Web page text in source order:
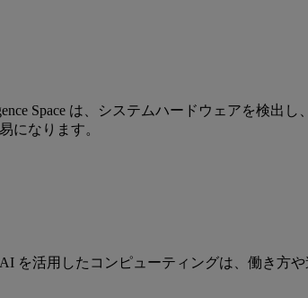
Space は、システムハードウェアを検出
になります。
を活用したコンピューティングは、働き方